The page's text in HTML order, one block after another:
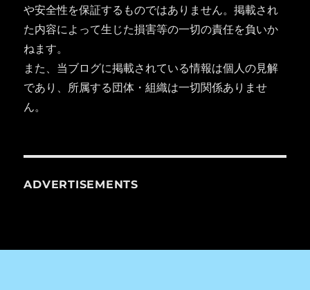
や安全性を保証するものではありません。掲載され
た内容によって生じた損害等の一切の責任を負いか
ねます。
また、当ブログに掲載されている情報は個人の見解
であり、所属する団体・組織は一切関係ありませ
ん。
ADVERTISEMENTS